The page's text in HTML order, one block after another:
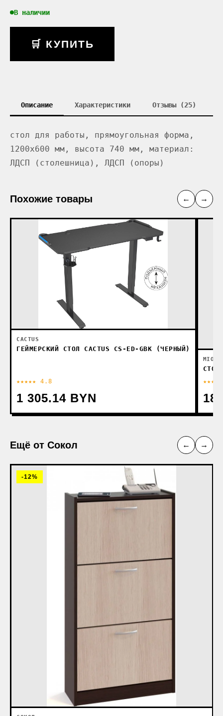
В наличии
🛒 КУПИТЬ
Описание Характеристики Отзывы (25)
стол для работы, прямоугольная форма,
1200x600 мм, высота 740 мм, материал:
ЛДСП (столешница), ЛДСП (опоры)
Похожие товары ← →
CACTUS
ГЕЙМЕРСКИЙ СТОЛ CACTUS CS-ED-GBK (ЧЕРНЫЙ)
★★★★★ 4.8
1 305.14 BYN
MIO
СТОЛ
Ещё от Сокол ← →
-12%